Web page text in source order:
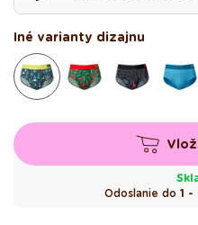
5
0
5
h
v
z
d
i
č
Iné varianty dizajnu
Odoslanie do 1 -